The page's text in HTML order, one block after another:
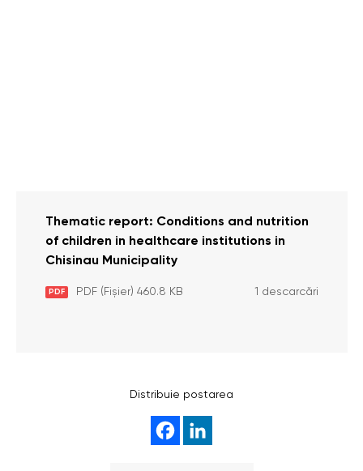
Thematic report: Conditions and nutrition
of children in healthcare institutions in
Chisinau Municipality
PDF PDF (Fișier) 460.8 KB 1 descarcări
Distribuie postarea